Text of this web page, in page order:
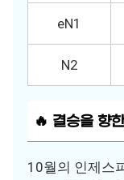
eN1
N2
🔥 결승을 향
10월의 인제스